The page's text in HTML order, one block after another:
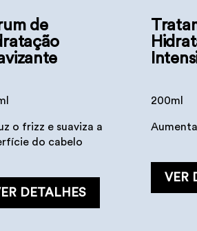
de
o frizz e suaviza a
do cabelo
DETALHES
200ml
VER